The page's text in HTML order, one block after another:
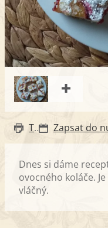
Tisk
Dnes si dáme
ovocného koláče.
vláčný.